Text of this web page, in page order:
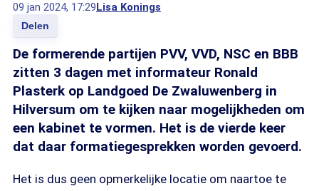
09 jan 2024, 17:29Lisa Konings
Delen
De formerende partijen PVV, VVD, NSC en BBB
zitten 3 dagen met informateur Ronald
Plasterk op Landgoed De Zwaluwenberg in
Hilversum om te kijken naar mogelijkheden om
een kabinet te vormen. Het is de vierde keer
dat daar formatiegesprekken worden gevoerd.
Het is dus geen opmerkelijke locatie om naartoe te